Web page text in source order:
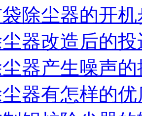
除尘器的开机
器改造后的
器产生噪声
器有怎样的